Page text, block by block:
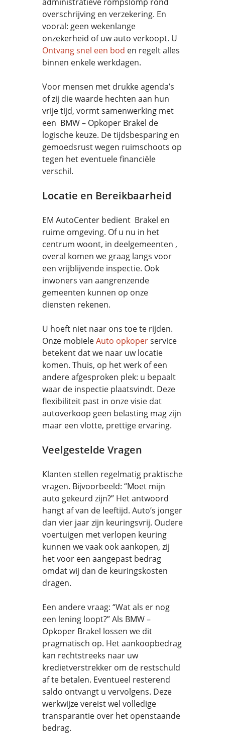
overschrijving en verzekering. En
vooral: geen wekenlange
onzekerheid of uw auto verkoopt. U
Ontvang snel een bod en regelt alles
binnen enkele werkdagen.
Voor mensen met drukke agenda’s
of zij die waarde hechten aan hun
vrije tijd, vormt samenwerking met
een BMW – Opkoper Brakel de
logische keuze. De tijdsbesparing en
gemoedsrust wegen ruimschoots op
tegen het eventuele financiële
verschil.
Locatie en Bereikbaarheid
EM AutoCenter bedient Brakel en
ruime omgeving. Of u nu in het
centrum woont, in deelgemeenten ,
overal komen we graag langs voor
een vrijblijvende inspectie. Ook
inwoners van aangrenzende
gemeenten kunnen op onze
diensten rekenen.
U hoeft niet naar ons toe te rijden.
Onze mobieleAuto opkoperservice
betekent dat we naar uw locatie
komen. Thuis, op het werk of een
andere afgesproken plek: u bepaalt
waar de inspectie plaatsvindt. Deze
flexibiliteit past in onze visie dat
autoverkoop geen belasting mag zijn
maar een vlotte, prettige ervaring.
Veelgestelde Vragen
Klanten stellen regelmatig praktische
vragen. Bijvoorbeeld: “Moet mijn
auto gekeurd zijn?” Het antwoord
hangt af van de leeftijd. Auto’s jonger
dan vier jaar zijn keuringsvrij. Oudere
voertuigen met verlopen keuring
kunnen we vaak ook aankopen, zij
het voor een aangepast bedrag
omdat wij dan de keuringskosten
dragen.
Een andere vraag: “Wat als er nog
een lening loopt?” Als BMW –
Opkoper Brakel lossen we dit
pragmatisch op. Het aankoopbedrag
kan rechtstreeks naar uw
kredietverstrekker om de restschuld
af te betalen. Eventueel resterend
saldo ontvangt u vervolgens. Deze
werkwijze vereist wel volledige
transparantie over het openstaande
bedrag.